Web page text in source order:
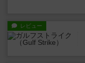
レビュー